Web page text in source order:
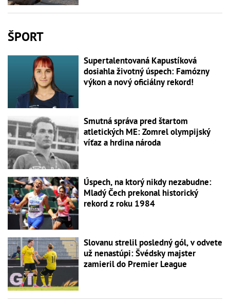
ŠPORT
Supertalentovaná Kapustíková
dosiahla životný úspech: Famózny
výkon a nový oficiálny rekord!
Smutná správa pred štartom
atletických ME: Zomrel olympijský
víťaz a hrdina národa
Úspech, na ktorý nikdy nezabudne:
Mladý Čech prekonal historický
rekord z roku 1984
Slovanu strelil posledný gól, v odvete
už nenastúpi: Švédsky majster
zamieril do Premier League